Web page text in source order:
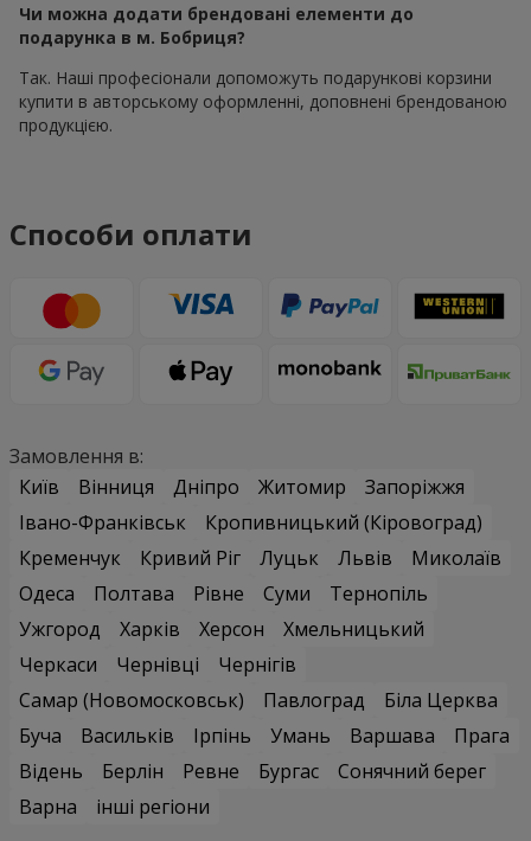
Чи можна додати брендовані елементи до
подарунка в м. Бобриця?
Так. Наші професіонали допоможуть подарункові корзини
купити в авторському оформленні, доповнені брендованою
продукцією.
Способи оплати
Замовлення в:
Київ
Вінниця Дніпро Житомир
Запоріжжя
Івано-Франківськ
Кропивницький (Кіровоград)
Кременчук
Кривий Ріг Луцьк Львів
Миколаїв
Одеса
Полтава Рівне Суми
Тернопіль
Ужгород
Харків Херсон
Хмельницький
Черкаси
Чернівці
Чернігів
Самар (Новомосковськ)
Павлоград
Біла Церква
Буча
Васильків Ірпінь Умань Варшава
Прага
Відень
Берлін Ревне Бургас
Сонячний берег
Варна
інші регіони